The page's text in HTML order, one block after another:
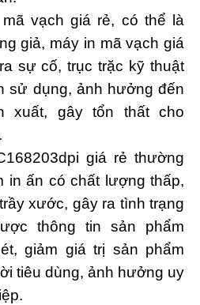
vạch giá rẻ, có thể là
giả, máy in mã vạch giá
sự cố, trục trặc kỹ thuật
sử dụng, ảnh hưởng đến
xuất, gây tổn thất cho
giá rẻ thường
in ấn có chất lượng thấp,
xước, gây ra tình trạng
thông tin sản phẩm
giảm giá trị sản phẩm
tiêu dùng, ảnh hưởng uy